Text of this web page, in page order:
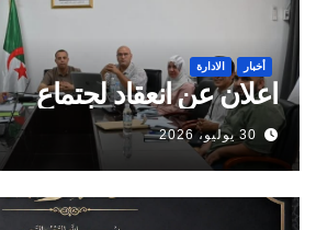
أخبار الادارة
اعلان عن انعقاد لجتماع
30 يوليو، 2026